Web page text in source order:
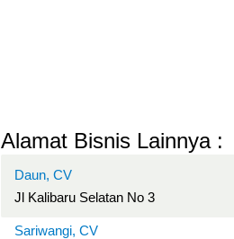
Alamat Bisnis Lainnya :
Daun, CV
Jl Kalibaru Selatan No 3
Sariwangi, CV